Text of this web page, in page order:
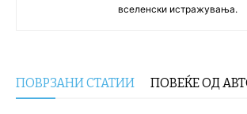
вселенски истражувања.
ПОВРЗАНИ СТАТИИ ПОВЕЌЕ ОД